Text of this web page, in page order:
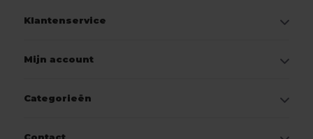
Klantenservice
Mijn account
Categorieën